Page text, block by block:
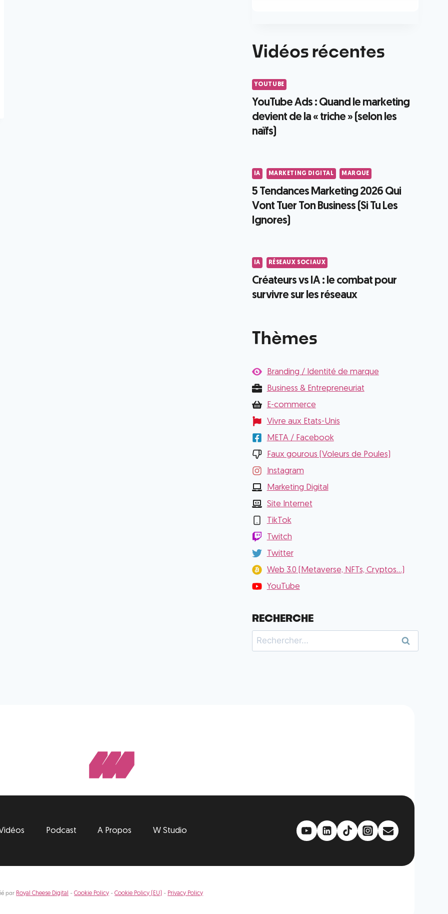
Vidéos récentes
YOUTUBE
YouTube Ads : Quand le marketing
devient de la « triche » (selon les
naïfs)
IA MARKETING DIGITAL MARQUE
5 Tendances Marketing 2026 Qui
Vont Tuer Ton Business (Si Tu Les
Ignores)
IA RÉSEAUX SOCIAUX
Créateurs vs IA : le combat pour
survivre sur les réseaux
Thèmes
Branding / Identité de marque
Business & Entrepreneuriat
E-commerce
Vivre aux Etats-Unis
META / Facebook
Faux gourous (Voleurs de Poules)
Instagram
Marketing Digital
Site Internet
TikTok
Twitch
Twitter
Web 3.0 (Metaverse, NFTs, Cryptos...)
YouTube
RECHERCHE
Podcast A Propos W Studio
par Royal Cheese Digital -Cookie Policy -Cookie Policy (EU) - Privacy Policy